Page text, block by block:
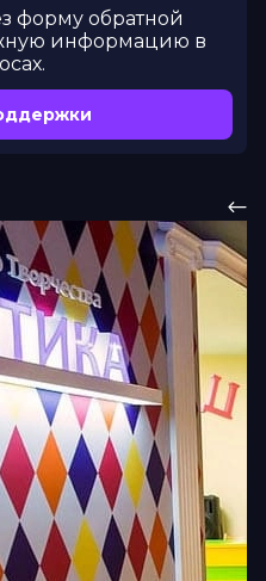
форму обратной
информацию в